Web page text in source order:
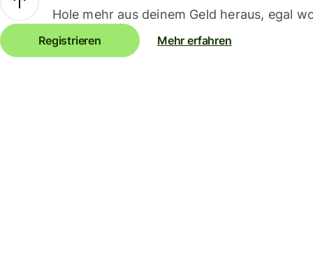
Hole mehr aus deinem Geld heraus, egal
Registrieren Mehr erfahren